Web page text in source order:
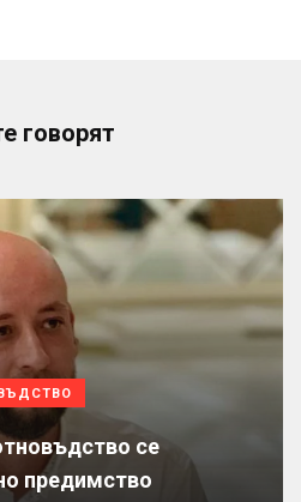
говорят
се
предимство